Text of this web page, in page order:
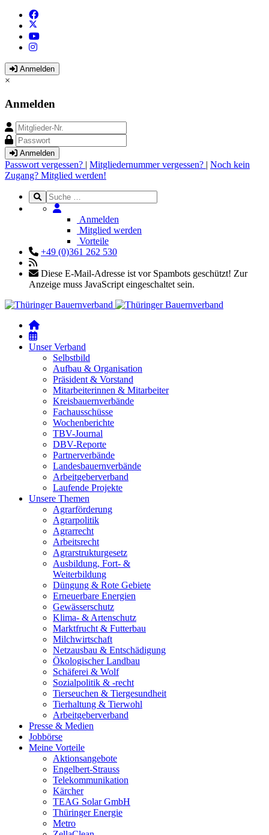
Anmelden
×
Anmelden
Anmelden
Passwort vergessen? | Mitgliedernummer vergessen? | Noch kein
Zugang? Mitglied werden!
Anmelden
Mitglied werden
Vorteile
+49 (0)361 262 530
Diese E-Mail-Adresse ist vor Spambots geschützt! Zur
Anzeige muss JavaScript eingeschaltet sein.
Unser Verband
Selbstbild
Aufbau & Organisation
Präsident & Vorstand
Mitarbeiterinnen & Mitarbeiter
Kreisbauernverbände
Fachausschüsse
Wochenberichte
TBV-Journal
DBV-Reporte
Partnerverbände
Landesbauernverbände
Arbeitgeberverband
Laufende Projekte
Unsere Themen
Agrarförderung
Agrarpolitik
Agrarrecht
Arbeitsrecht
Agrarstrukturgesetz
Ausbildung, Fort- &
Weiterbildung
Düngung & Rote Gebiete
Erneuerbare Energien
Gewässerschutz
Klima- & Artenschutz
Marktfrucht & Futterbau
Milchwirtschaft
Netzausbau & Entschädigung
Ökologischer Landbau
Schäferei & Wolf
Sozialpolitik & -recht
Tierseuchen & Tiergesundheit
Tierhaltung & Tierwohl
Arbeitgeberverband
Presse & Medien
Jobbörse
Meine Vorteile
Aktionsangebote
Engelbert-Strauss
Telekommunikation
Kärcher
TEAG Solar GmbH
Thüringer Energie
Metro